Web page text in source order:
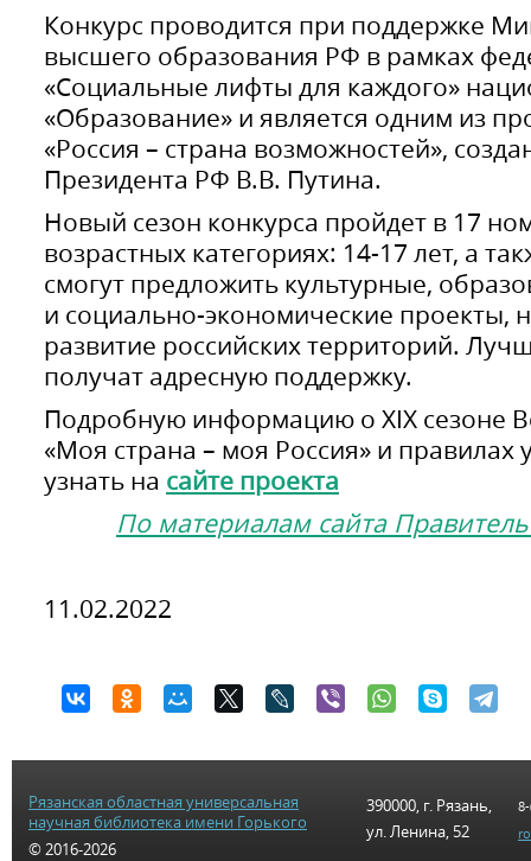
Конкурс проводится при поддержке
высшего образования РФ в рамках
«Социальные лифты для каждого»
«Образование» и является одним из
«Россия – страна возможностей»,
Президента РФ В.В. Путина.
Новый сезон конкурса пройдет в 17
возрастных категориях: 14-17 лет, а
смогут предложить культурные,
и социально-экономические проекты,
развитие российских территорий.
получат адресную поддержку.
Подробную информацию о XIX сезоне
«Моя страна – моя Россия» и правилах
узнать на сайте проекта
По материалам сайта
11.02.2022
Рязанская областная универсальная
научная библиотека имени Горького
© 2016-2026
390000, г. Рязань,
ул. Ленина, 52